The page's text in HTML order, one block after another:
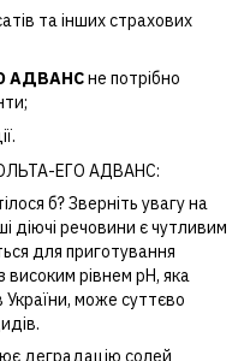
та інших страхових
АДВАНСне потрібно
ЕГО АДВАНС:
б? Зверніть увагу на
діючі речовини є чутливим
для приготування
рівнем pH, яка
України, може суттєво
деградацію солей